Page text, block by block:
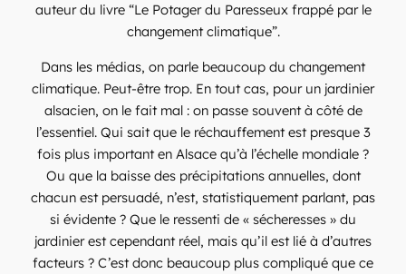
auteur du livre “Le Potager du Paresseux frappé par le
changement climatique”.
Dans les médias, on parle beaucoup du changement
climatique. Peut-être trop. En tout cas, pour un jardinier
alsacien, on le fait mal : on passe souvent à côté de
l’essentiel. Qui sait que le réchauffement est presque 3
fois plus important en Alsace qu’à l’échelle mondiale ?
Ou que la baisse des précipitations annuelles, dont
chacun est persuadé, n’est, statistiquement parlant, pas
si évidente ? Que le ressenti de « sécheresses » du
jardinier est cependant réel, mais qu’il est lié à d’autres
facteurs ? C’est donc beaucoup plus compliqué que ce